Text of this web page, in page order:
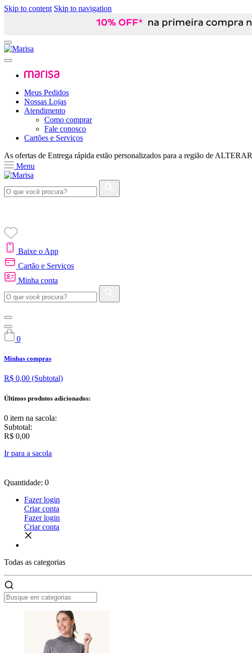
Skip to content Skip to navigation
Meus Pedidos
Nossas Lojas
Atendimento
Como comprar
Fale conosco
Cartões e Serviços
As ofertas de Entrega rápida estão personalizados para a região de ALTERAR
Menu
Baixe o App
Cartão e Serviços
Minha conta
0
Minhas compras
R$ 0,00 (Subtotal)
Últimos produtos adicionados:
0 item na sacola:
Subtotal:
R$ 0,00
Ir para a sacola
Quantidade: 0
Fazer login
Criar conta
Fazer login
Criar conta
Todas as categorias